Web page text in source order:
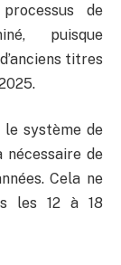
de
puisque
titres
le système de
nécessaire de
Cela ne
les 12 à 18